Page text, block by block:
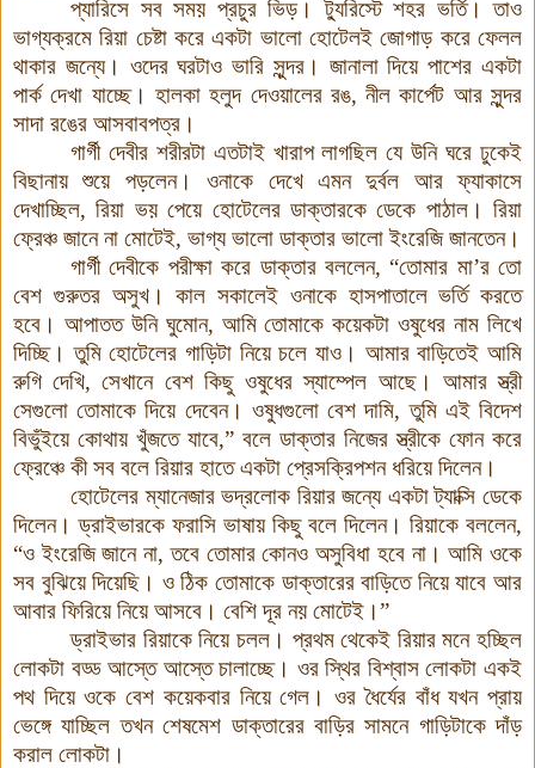
প্যারিসে সব সময় প্রচুর ভিড়। ট্যুরিস্টে শহর ভর্তি। তাও
ভাগ্যক্রমে রিয়া চেষ্টা করে একটা ভালো হোটেলই জোগাড় করে ফেলল
থাকার জন্যে। ওদের ঘরটাও ভারি সুন্দর। জানালা দিয়ে পাশের একটা
পার্ক দেখা যাচ্ছে। হালকা হলুদ দেওয়ালের রঙ,নীল কার্পেট আর সুন্দর
সাদা রঙের আসবাবপত্র।
গার্গী দেবীর শরীরটা এতটাই খারাপ লাগছিল যে উনি ঘরে ঢুকেই
বিছানায় শুয়ে পড়লেন। ওনাকে দেখে এমন দুর্বল আর ফ্যাকাসে
দেখাচ্ছিল, রিয়া ভয় পেয়ে হোটেলের ডাক্তারকে ডেকে পাঠাল। রিয়া
ফ্রেঞ্চ জানে না মোটেই, ভাগ্য ভালো ডাক্তার ভালো ইংরেজি জানতেন।
গার্গী দেবীকে পরীক্ষা করে ডাক্তার বললেন, “তোমার মা’র তো
বেশ গুরুতর অসুখ। কাল সকালেই ওনাকে হাসপাতালে ভর্তি করতে
হবে। আপাতত উনি ঘুমোন, আমি তোমাকে কয়েকটা ওষুধের নাম লিখে
দিচ্ছি। তুমি হোটেলের গাড়িটা নিয়ে চলে যাও। আমার বাড়িতেই আমি
রুগি দেখি, সেখানে বেশ কিছু ওষুধের স্যাম্পেল আছে। আমার স্ত্রী
সেগুলো তোমাকে দিয়ে দেবেন। ওষুধগুলো বেশ দামি, তুমি এই বিদেশ
বিভুঁইয়ে কোথায় খুঁজতে যাবে,” বলে ডাক্তার নিজের স্ত্রীকে ফোন করে
ফ্রেঞ্চে কী সব বলে রিয়ার হাতে একটা প্রেসক্রিপশন ধরিয়ে দিলেন।
হোটেলের ম্যানেজার ভদ্রলোক রিয়ার জন্যে একটা ট্যাক্সি ডেকে
দিলেন। ড্রাইভারকে ফরাসি ভাষায় কিছু বলে দিলেন। রিয়াকে বললেন,
“ও ইংরেজি জানে না, তবে তোমার কোনও অসুবিধা হবে না। আমি ওকে
সব বুঝিয়ে দিয়েছি। ও ঠিক তোমাকে ডাক্তারের বাড়িতে নিয়ে যাবে আর
আবার ফিরিয়ে নিয়ে আসবে। বেশি দূর নয় মোটেই।”
ড্রাইভার রিয়াকে নিয়ে চলল। প্রথম থেকেই রিয়ার মনে হচ্ছিল
লোকটা বড্ড আস্তে আস্তে চালাচ্ছে। ওর স্থির বিশ্বাস লোকটা একই
পথ দিয়ে ওকে বেশ কয়েকবার নিয়ে গেল। ওর ধৈর্যের বাঁধ যখন প্রায়
ভেঙ্গে যাচ্ছিল তখন শেষমেশ ডাক্তারের বাড়ির সামনে গাড়িটাকে দাঁড়
করাল লোকটা।